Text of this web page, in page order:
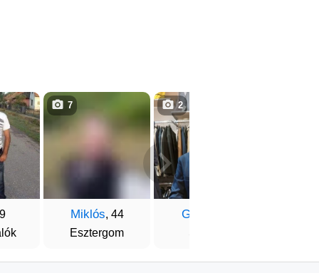
Miklós, 44
Esztergom
7
Gábor
2